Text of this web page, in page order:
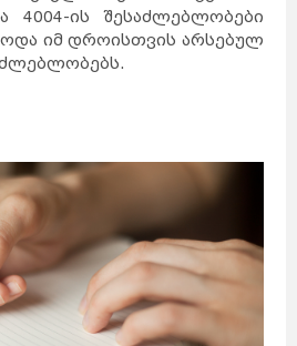
4004-ის შესაძლებლობები
იმ დროისთვის არსებულ